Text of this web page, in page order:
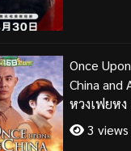
Once
China and
หวงเฟยห
3 views